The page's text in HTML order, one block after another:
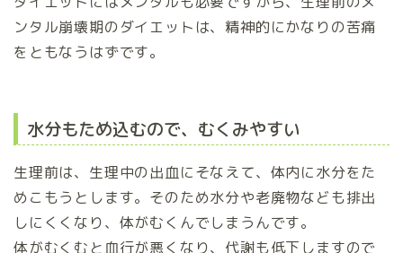
ンタル崩壊期のダイエットは、精神的にかなりの苦痛
をともなうはずです。
水分もため込むので、むくみやすい
生理前は、生理中の出血にそなえて、体内に水分をた
めこもうとします。そのため水分や老廃物なども排出
しにくくなり、体がむくんでしまうんです。
体がむくむと血行が悪くなり、代謝も低下しますので